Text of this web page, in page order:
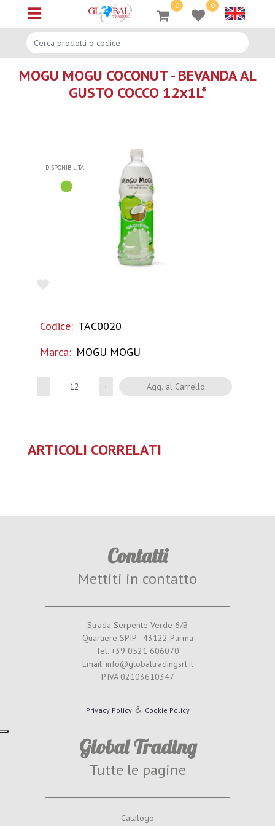
Open menu
0 0
MOGU MOGU COCONUT - BEVANDA AL
GUSTO COCCO 12x1L*
DISPONIBILITÀ
Codice: TAC0020
Marca: MOGU MOGU
QuantitàAgg. al Carrello
ARTICOLI CORRELATI
Contatti
Mettiti in contatto
Strada Serpente Verde 6/B
Quartiere SPIP - 43122 Parma
Tel. +39 0521 606070
Email: info@globaltradingsrl.it
P.IVA 02103610347
Privacy Policy& Cookie Policy
Global Trading
Tutte le pagine
Catalogo